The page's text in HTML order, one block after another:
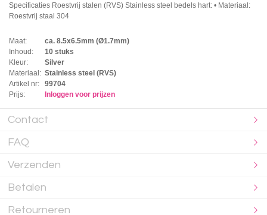
Specificaties Roestvrij stalen (RVS) Stainless steel bedels hart: • Materiaal:
Roestvrij staal 304
Maat:
ca. 8.5x6.5mm (Ø1.7mm)
Inhoud:
10 stuks
Kleur:
Silver
Materiaal: Stainless steel (RVS)
Artikel nr:
99704
Prijs:
Inloggen voor prijzen
Contact
FAQ
Verzenden
Betalen
Retourneren